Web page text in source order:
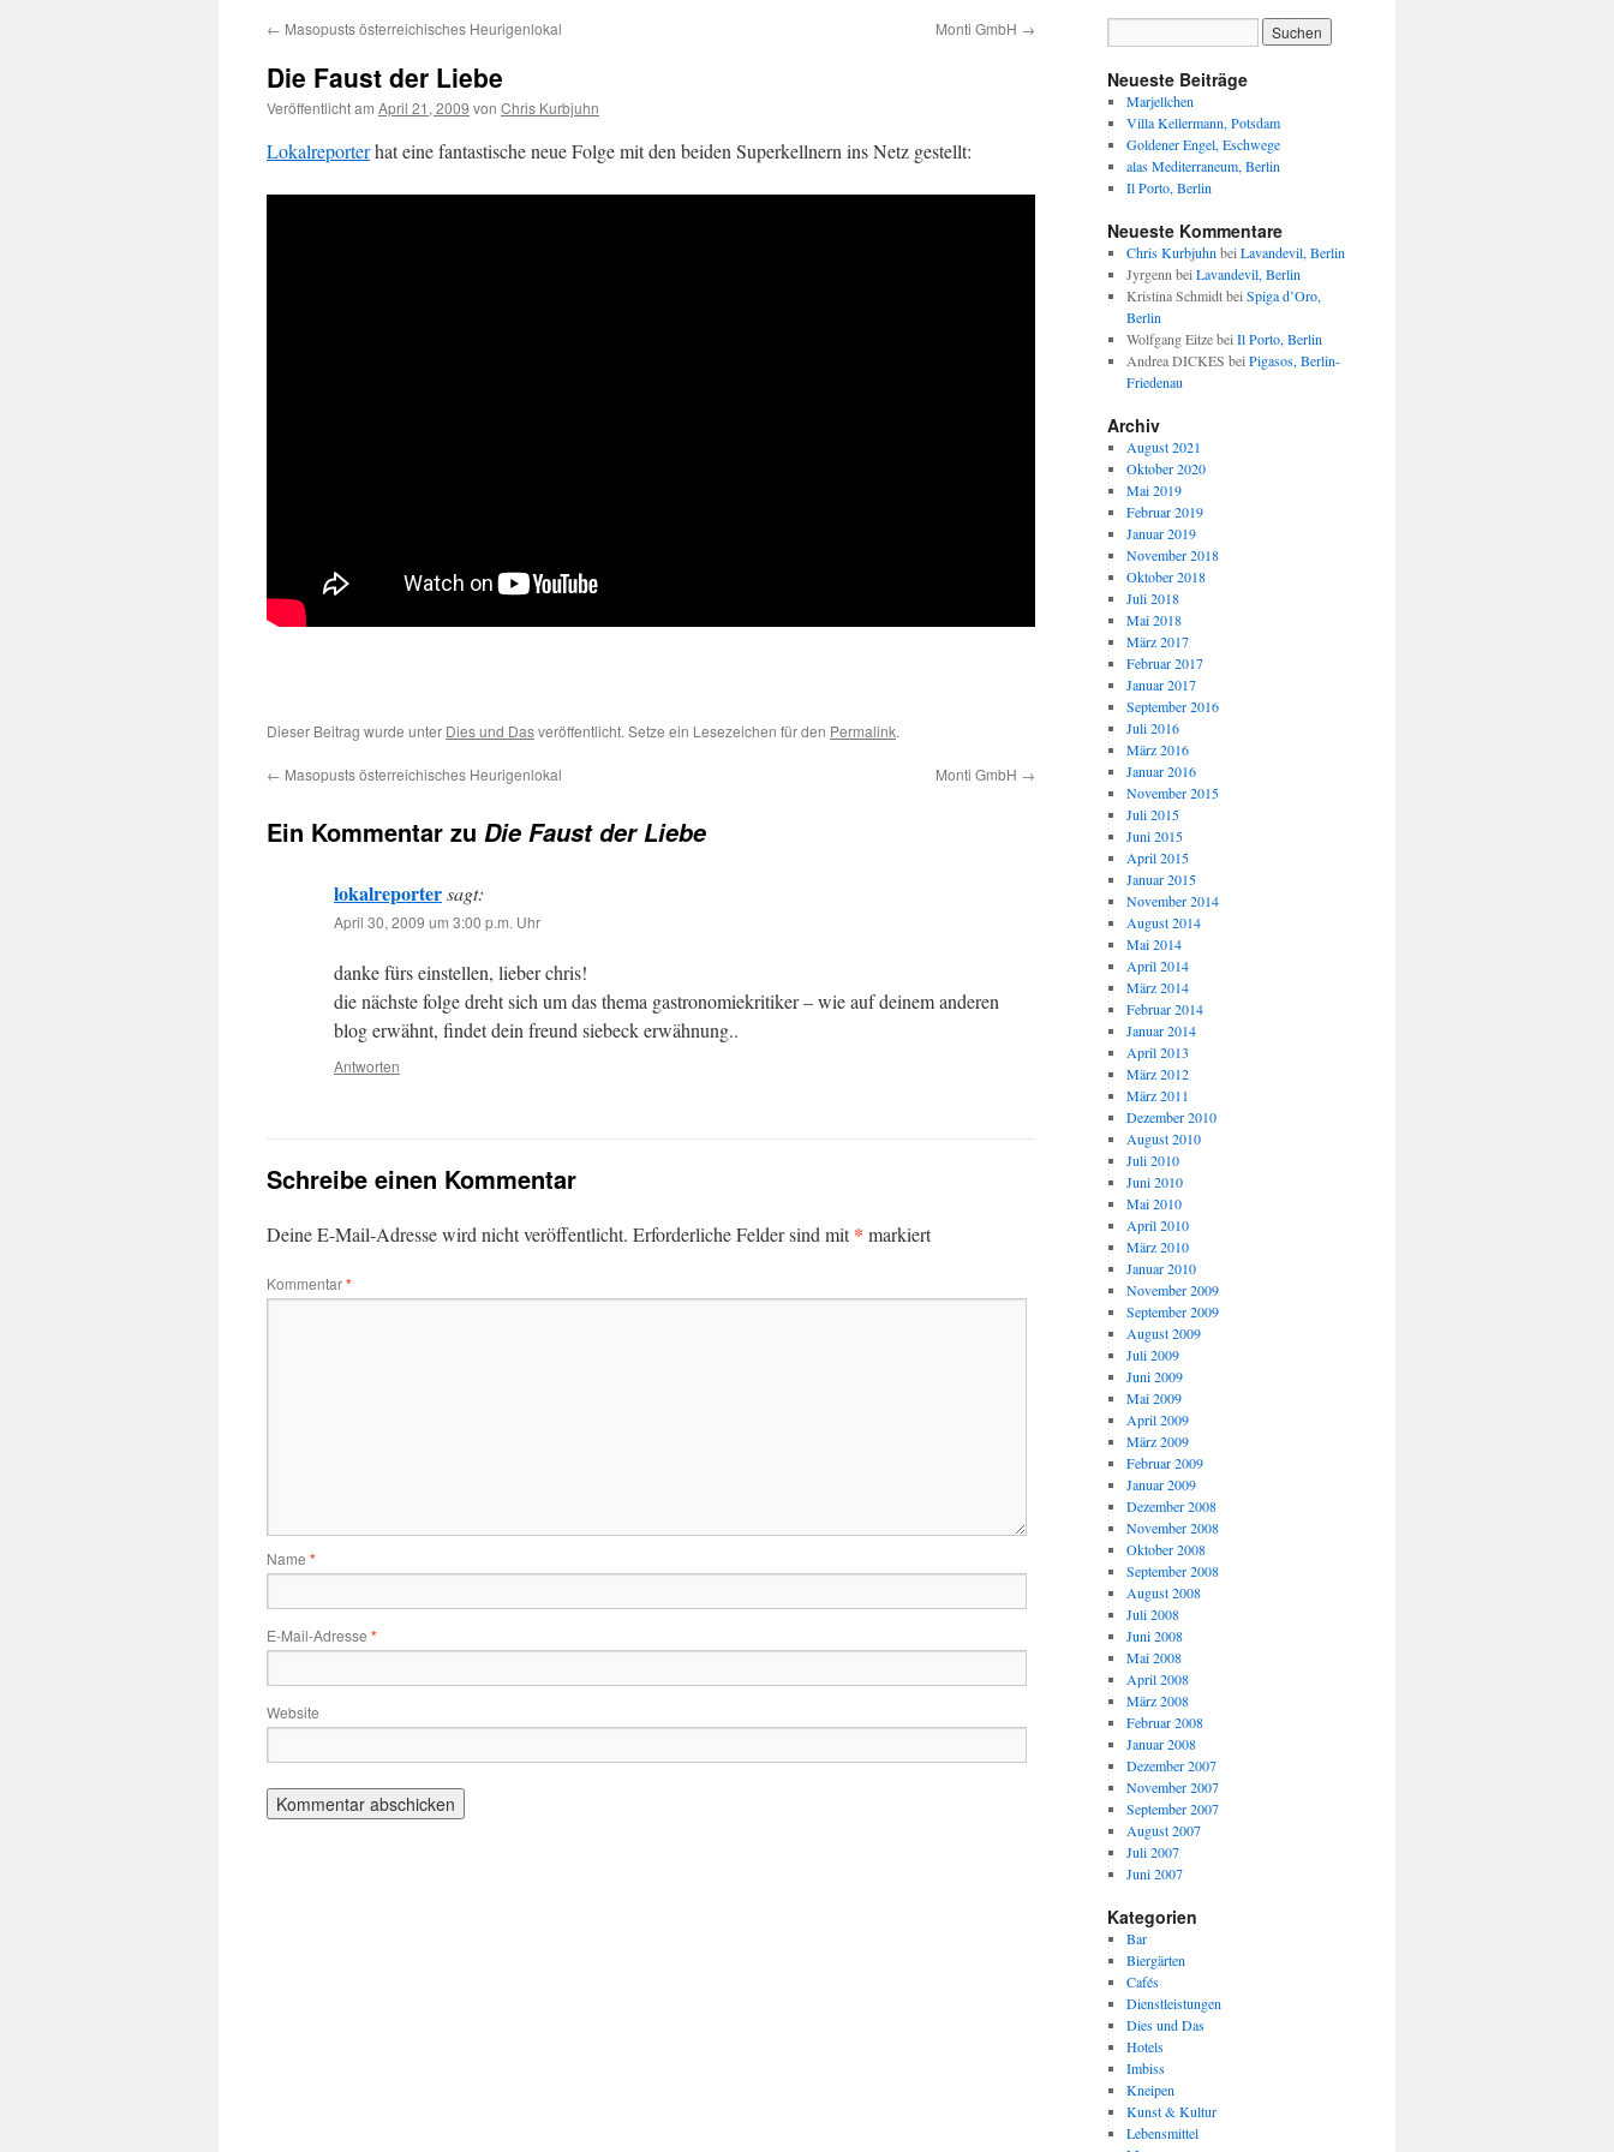
← Masopusts österreichisches Heurigenlokal Monti GmbH →
Die Faust der Liebe
Veröffentlicht am April 21, 2009 von Chris Kurbjuhn
Lokalreporterhat eine fantastische neue Folge mit den beiden Superkellnern ins Netz gestellt:
Dieser Beitrag wurde unter Dies und Dasveröffentlicht. Setze ein Lesezeichen für den Permalink.
← Masopusts österreichisches Heurigenlokal Monti GmbH →
Ein Kommentar zu Die Faust der Liebe
lokalreportersagt:
April 30, 2009 um 3:00 p.m. Uhr
danke fürs einstellen, lieber chris!
die nächste folge dreht sich um das thema gastronomiekritiker – wie auf deinem anderen
blog erwähnt, findet dein freund siebeck erwähnung..
Antworten
Schreibe einen Kommentar
Deine E-Mail-Adresse wird nicht veröffentlicht. Erforderliche Felder sind mit* markiert
Kommentar*
Name *
E-Mail-Adresse *
Website
Neueste Beiträge
Marjellchen
Villa Kellermann, Potsdam
Goldener Engel, Eschwege
alas Mediterraneum, Berlin
Il Porto, Berlin
Neueste Kommentare
Chris Kurbjuhn bei Lavandevil, Berlin
Jyrgenn bei Lavandevil, Berlin
Kristina Schmidtbei Spiga d’Oro,
Berlin
Wolfgang Eitzebei Il Porto, Berlin
Andrea DICKES bei Pigasos, Berlin-
Friedenau
Archiv
August 2021
Oktober 2020
Mai 2019
Februar 2019
Januar 2019
November 2018
Oktober 2018
Juli 2018
Mai 2018
März 2017
Februar 2017
Januar 2017
September 2016
Juli 2016
März 2016
Januar 2016
November 2015
Juli 2015
Juni 2015
April 2015
Januar 2015
November 2014
August 2014
Mai 2014
April 2014
März 2014
Februar 2014
Januar 2014
April 2013
März 2012
März 2011
Dezember 2010
August 2010
Juli 2010
Juni 2010
Mai 2010
April 2010
März 2010
Januar 2010
November 2009
September 2009
August 2009
Juli 2009
Juni 2009
Mai 2009
April 2009
März 2009
Februar 2009
Januar 2009
Dezember 2008
November 2008
Oktober 2008
September 2008
August 2008
Juli 2008
Juni 2008
Mai 2008
April 2008
März 2008
Februar 2008
Januar 2008
Dezember 2007
November 2007
September 2007
August 2007
Juli 2007
Juni 2007
Kategorien
Bar
Biergärten
Cafés
Dienstleistungen
Dies und Das
Hotels
Imbiss
Kneipen
Kunst & Kultur
Lebensmittel